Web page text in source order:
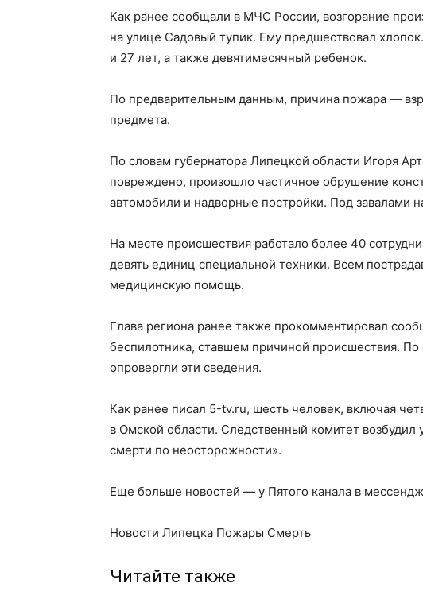
Как ранее сообщали в МЧС России, возгорание
на улице Садовый тупик. Ему предшествовал
и 27 лет, а также девятимесячный ребенок.
По предварительным данным, причина пожара —
предмета.
По словам губернатора Липецкой области Игоря
повреждено, произошло частичное обрушение
автомобили и надворные постройки. Под завалами
На месте происшествия работало более 40
девять единиц специальной техники. Всем
медицинскую помощь.
Глава региона ранее также прокомментировал
беспилотника, ставшем причиной происшествия.
опровергли эти сведения.
Как ранее писал 5-tv.ru, шесть человек, включая
в Омской области. Следственный комитет возбудил
смерти по неосторожности».
Еще больше новостей — у Пятого канала в
Новости Липецка Пожары Смерть
Читайте также